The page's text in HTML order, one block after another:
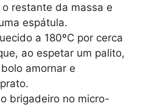
restante da massa e
espátula.
a 180ºC por cerca
ao espetar um palito,
amornar e
brigadeiro no micro-